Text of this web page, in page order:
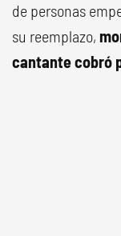
de personas
su reemplazo,
cantante cobró